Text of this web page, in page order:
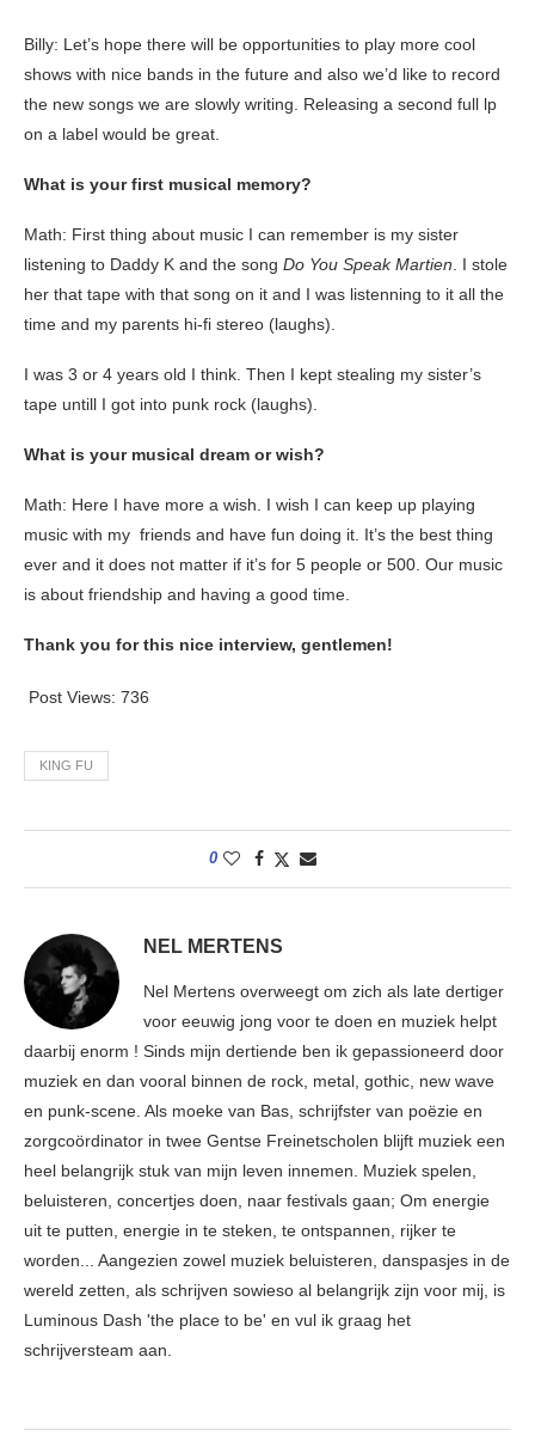
Billy: Let’s hope there will be opportunities to play more cool
shows with nice bands in the future and also we’d like to record
the new songs we are slowly writing. Releasing a second full lp
on a label would be great.
What is your first musical memory?
Math: First thing about music I can remember is my sister
listening to Daddy K and the song Do You Speak Martien. I stole
her that tape with that song on it and I was listenning to it all the
time and my parents hi-fi stereo (laughs).
I was 3 or 4 years old I think. Then I kept stealing my sister’s
tape untill I got into punk rock (laughs).
What is your musical dream or wish?
Math: Here I have more a wish. I wish I can keep up playing
music with my friends and have fun doing it. It’s the best thing
ever and it does not matter if it’s for 5 people or 500. Our music
is about friendship and having a good time.
Thank you for this nice interview, gentlemen!
Post Views: 736
KING FU
0
NEL MERTENS
Nel Mertens overweegt om zich als late dertiger
voor eeuwig jong voor te doen en muziek helpt
daarbij enorm ! Sinds mijn dertiende ben ik gepassioneerd door
muziek en dan vooral binnen de rock, metal, gothic, new wave
en punk-scene. Als moeke van Bas, schrijfster van poëzie en
zorgcoördinator in twee Gentse Freinetscholen blijft muziek een
heel belangrijk stuk van mijn leven innemen. Muziek spelen,
beluisteren, concertjes doen, naar festivals gaan; Om energie
uit te putten, energie in te steken, te ontspannen, rijker te
worden... Aangezien zowel muziek beluisteren, danspasjes in de
wereld zetten, als schrijven sowieso al belangrijk zijn voor mij, is
Luminous Dash 'the place to be' en vul ik graag het
schrijversteam aan.